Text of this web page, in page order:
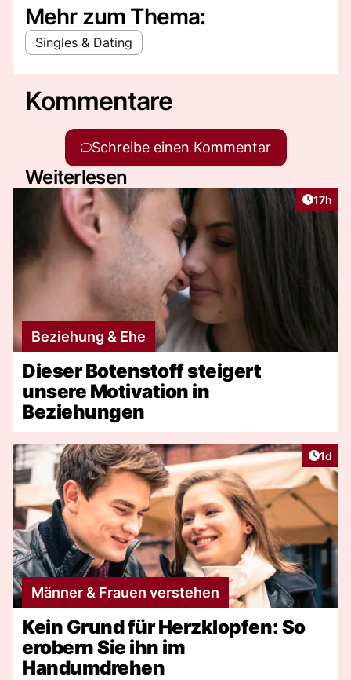
Mehr zum Thema:
Singles & Dating
Kommentare
Schreibe einen Kommentar
Weiterlesen
Artikel
17h
Beziehung & Ehe
Dieser Botenstoff steigert
unsere Motivation in
Beziehungen
1d
Männer & Frauen verstehen
Kein Grund für Herzklopfen: So
erobern Sie ihn im
Handumdrehen